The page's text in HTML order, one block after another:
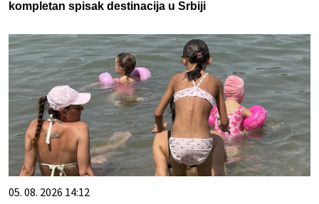
kompletan spisak destinacija u Srbiji
05. 08. 2026 14:12